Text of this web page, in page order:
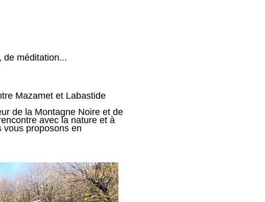
méditation...
Mazamet et Labastide
de la Montagne Noire et de
avec la nature et à
vous proposons en